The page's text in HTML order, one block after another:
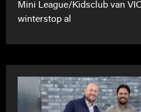
Mini League/Kidsclub van
winterstop al